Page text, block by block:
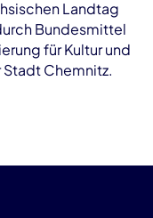
Landtag
Bundesmittel
für Kultur und
Chemnitz.